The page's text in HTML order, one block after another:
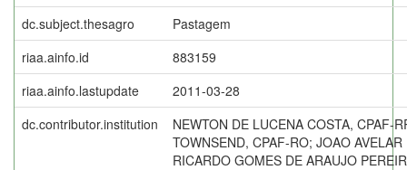
dc.subject.thesagro
Pastagem
riaa.ainfo.id
883159
riaa.ainfo.lastupdate
2011-03-28
dc.contributor.institution
NEWTON DE LUCENA COSTA, CPAF-
TOWNSEND, CPAF-RO; JOAO
RICARDO GOMES DE ARAUJO